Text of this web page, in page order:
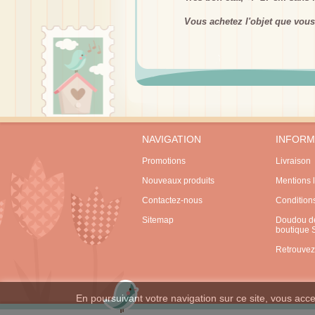
Vous achetez l'objet que
NAVIGATION
Promotions
Nouveaux produits
Contactez-nous
Sitemap
Livraison
Mentions
Doudou
boutique
En poursuivant votre navigation sur ce site, vous